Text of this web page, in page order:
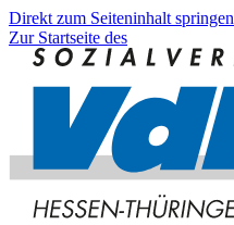
Direkt zum Seiteninhalt springen
Zur Startseite des